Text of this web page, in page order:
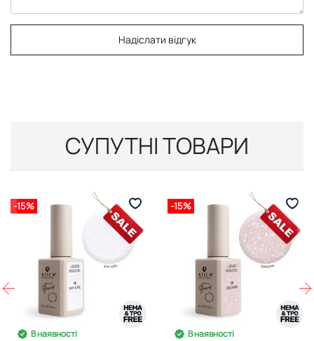
Надіслати відгук
СУПУТНІ ТОВАРИ
-15%
В наявності
-15%
В наявності